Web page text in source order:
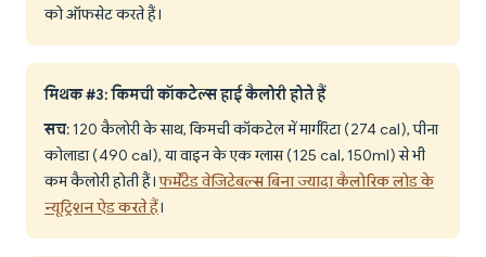
को ऑफसेट करते हैं।
मिथक #3: किमची कॉकटेल्स हाई कैलोरी होते हैं
सच: 120 कैलोरी के साथ, किमची कॉकटेल में मार्गरिटा (274 cal), पीना
कोलाडा (490 cal), या वाइन के एक ग्लास (125 cal, 150ml) से भी
कम कैलोरी होती हैं।फर्मेंटेड वेजिटेबल्स बिना ज्यादा कैलोरिक लोड के
न्यूट्रिशन ऐड करते हैं।